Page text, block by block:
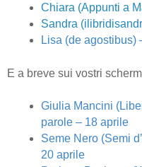
Chiara (Appunti a
Sandra
Lisa (de agostibus)
E a breve sui vostri
Giulia Mancini
parole – 18 aprile
Seme Nero (Semi
20 aprile